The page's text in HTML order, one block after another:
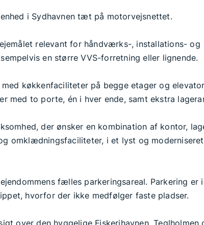
i Sydhavnen tæt på motorvejsnettet.
relevant for håndværks-, installations- og
en større VVS-forretning eller lignende.
køkkenfaciliteter på begge etager og
med to porte, én i hver ende, samt ekstra
der ønsker en kombination af kontor,
omklædningsfaciliteter, i et lyst og
fælles parkeringsareal. Parkering er
hvorfor der ikke medfølger faste pladser.